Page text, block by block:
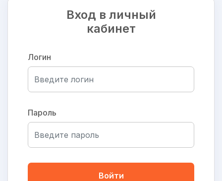
Вход в личный
кабинет
Логин
Пароль
Войти